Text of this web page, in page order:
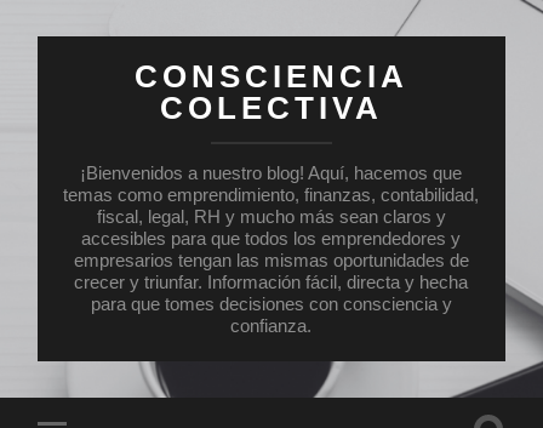
CONSCIENCIA
COLECTIVA
¡Bienvenidos a nuestro blog! Aquí, hacemos que
temas como emprendimiento, finanzas, contabilidad,
fiscal, legal, RH y mucho más sean claros y
accesibles para que todos los emprendedores y
empresarios tengan las mismas oportunidades de
crecer y triunfar. Información fácil, directa y hecha
para que tomes decisiones con consciencia y
confianza.